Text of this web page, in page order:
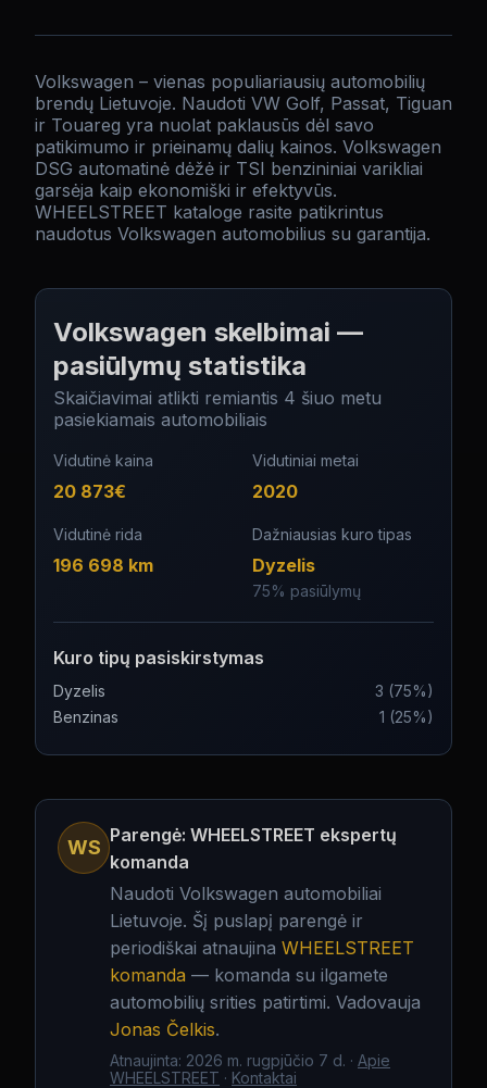
Volkswagen – vienas populiariausių automobilių
brendų Lietuvoje. Naudoti VW Golf, Passat, Tiguan
ir Touareg yra nuolat paklausūs dėl savo
patikimumo ir prieinamų dalių kainos. Volkswagen
DSG automatinė dėžė ir TSI benzininiai varikliai
garsėja kaip ekonomiški ir efektyvūs.
WHEELSTREET kataloge rasite patikrintus
naudotus Volkswagen automobilius su garantija.
Volkswagen skelbimai —
pasiūlymų statistika
Skaičiavimai atlikti remiantis 4 šiuo metu
pasiekiamais automobiliais
Vidutinė kaina
20 873€
Vidutiniai metai
2020
Vidutinė rida
196 698 km
Dažniausias kuro tipas
Dyzelis
75% pasiūlymų
Kuro tipų pasiskirstymas
Dyzelis 3 (75%)
Benzinas
1 (25%)
WS
Parengė: WHEELSTREET ekspertų
komanda
Naudoti Volkswagen automobiliai
Lietuvoje. Šį puslapį parengė ir
periodiškai atnaujina WHEELSTREET
komanda — komanda su ilgamete
automobilių srities patirtimi. Vadovauja
Jonas Čelkis.
Atnaujinta: 2026 m. rugpjūčio 7 d. · Apie
WHEELSTREET · Kontaktai